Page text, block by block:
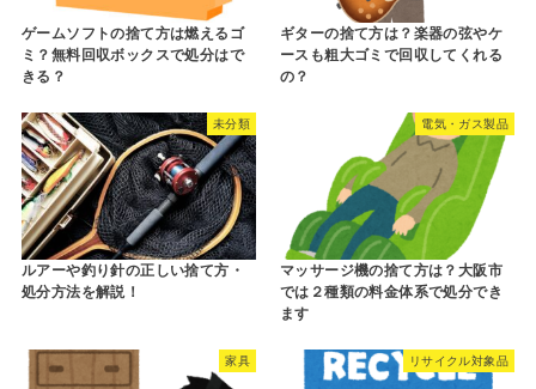
ゲームソフトの捨て方は燃えるゴ
ミ？無料回収ボックスで処分はで
きる？
ギターの捨て方は？楽器の弦やケ
ースも粗大ゴミで回収してくれる
の？
未分類
ルアーや釣り針の正しい捨て方・
処分方法を解説！
電気・ガス製品
マッサージ機の捨て方は？大阪市
では２種類の料金体系で処分でき
ます
家具 リサイクル対象品